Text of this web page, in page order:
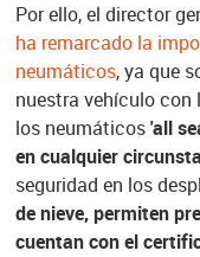
Por ello, el director
ha remarcado la
neumáticos, ya que
nuestra vehículo con
los neumáticos'all
en cualquier
seguridad en los
de nieve, permiten
cuentan con el